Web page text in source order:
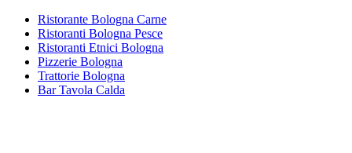
Ristorante Bologna Carne
Ristoranti Bologna Pesce
Ristoranti Etnici Bologna
Pizzerie Bologna
Trattorie Bologna
Bar Tavola Calda